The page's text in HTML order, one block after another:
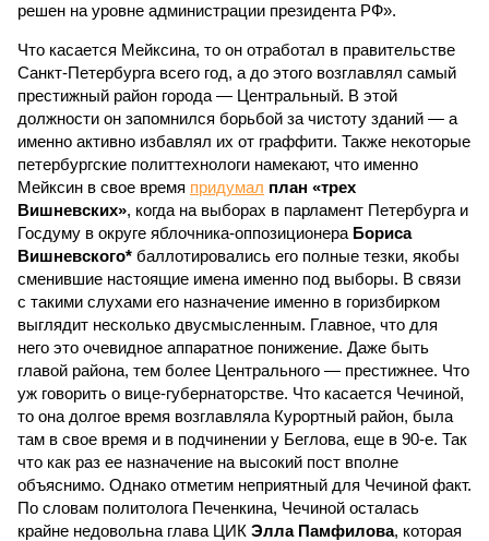
решен на уровне администрации президента РФ».
Что касается Мейксина, то он отработал в правительстве
Санкт-Петербурга всего год, а до этого возглавлял самый
престижный район города — Центральный. В этой
должности он запомнился борьбой за чистоту зданий — а
именно активно избавлял их от граффити. Также некоторые
петербургские политтехнологи намекают, что именно
Мейксин в свое время придумал план «трех
Вишневских», когда на выборах в парламент Петербурга и
Госдуму в округе яблочника-оппозиционера Бориса
Вишневского* баллотировались его полные тезки, якобы
сменившие настоящие имена именно под выборы. В связи
с такими слухами его назначение именно в горизбирком
выглядит несколько двусмысленным. Главное, что для
него это очевидное аппаратное понижение. Даже быть
главой района, тем более Центрального — престижнее. Что
уж говорить о вице-губернаторстве. Что касается Чечиной,
то она долгое время возглавляла Курортный район, была
там в свое время и в подчинении у Беглова, еще в 90-е. Так
что как раз ее назначение на высокий пост вполне
объяснимо. Однако отметим неприятный для Чечиной факт.
По словам политолога Печенкина, Чечиной осталась
крайне недовольна глава ЦИК Элла Памфилова, которая